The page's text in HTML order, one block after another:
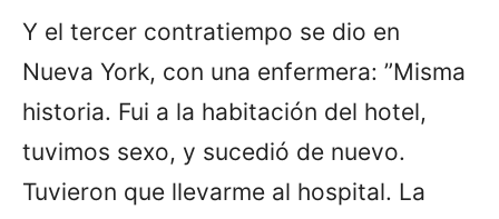
Y el tercer contratiempo se dio en
Nueva York, con una enfermera: ”Misma
historia. Fui a la habitación del hotel,
tuvimos sexo, y sucedió de nuevo.
Tuvieron que llevarme al hospital. La